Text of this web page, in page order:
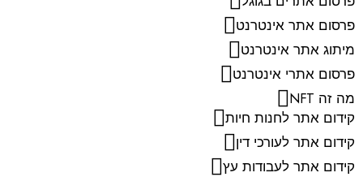
פרסום אתר אינטרנט
מיתוג אתר אינטרנט
פרסום אתרי אינטרנט
מה זה NFT
קידום אתר לחנות חיות
קידום אתר לעורכי דין
קידום אתר לעבודות עץ